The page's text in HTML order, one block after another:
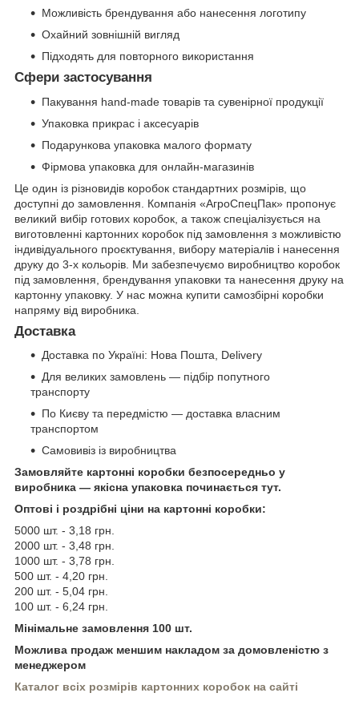
Можливість брендування або нанесення логотипу
Охайний зовнішній вигляд
Підходять для повторного використання
Сфери застосування
Пакування hand-made товарів та сувенірної продукції
Упаковка прикрас і аксесуарів
Подарункова упаковка малого формату
Фірмова упаковка для онлайн-магазинів
Це один із різновидів коробок стандартних розмірів, що
доступні до замовлення. Компанія «АгроСпецПак» пропонує
великий вибір готових коробок, а також спеціалізується на
виготовленні картонних коробок під замовлення з можливістю
індивідуального проєктування, вибору матеріалів і нанесення
друку до 3-х кольорів. Ми забезпечуємо виробництво коробок
під замовлення, брендування упаковки та нанесення друку на
картонну упаковку. У нас можна купити самозбірні коробки
напряму від виробника.
Доставка
Доставка по Україні: Нова Пошта, Delivery
Для великих замовлень — підбір попутного
транспорту
По Києву та передмістю — доставка власним
транспортом
Самовивіз із виробництва
Замовляйте картонні коробки безпосередньо у
виробника — якісна упаковка починається тут.
Оптові і роздрібні ціни на картонні коробки:
5000 шт. - 3,18 грн.
2000 шт. - 3,48 грн.
1000 шт. - 3,78 грн.
500 шт. - 4,20 грн.
200 шт. - 5,04 грн.
100 шт. - 6,24 грн.
Мінімальне замовлення 100 шт.
Можлива продаж меншим накладом за домовленістю з
менеджером
Каталог всіх розмірів картонних коробок на сайті